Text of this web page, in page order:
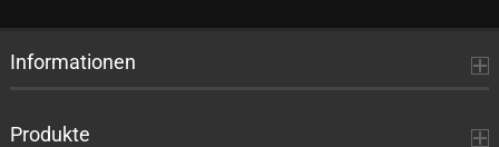
Informationen
Produkte